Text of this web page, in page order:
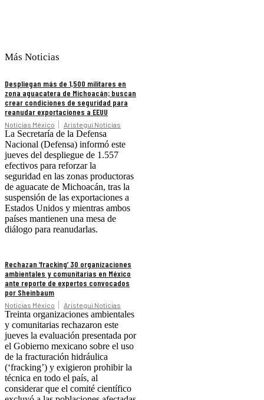
Más Noticias
Despliegan más de 1,500 militares en
zona aguacatera de Michoacán; buscan
crear condiciones de seguridad para
reanudar exportaciones a EEUU
Noticias México Aristegui Noticias
La Secretaría de la Defensa
Nacional (Defensa) informó este
jueves del despliegue de 1.557
efectivos para reforzar la
seguridad en las zonas productoras
de aguacate de Michoacán, tras la
suspensión de las exportaciones a
Estados Unidos y mientras ambos
países mantienen una mesa de
diálogo para reanudarlas.
Rechazan ‘fracking’ 30 organizaciones
ambientales y comunitarias en México
ante reporte de expertos convocados
por Sheinbaum
Noticias México Aristegui Noticias
Treinta organizaciones ambientales
y comunitarias rechazaron este
jueves la evaluación presentada por
el Gobierno mexicano sobre el uso
de la fracturación hidráulica
(‘fracking’) y exigieron prohibir la
técnica en todo el país, al
considerar que el comité científico